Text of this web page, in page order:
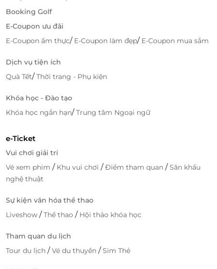
Booking Golf
E-Coupon ưu đãi
E-Coupon ẩm thực/ E-Coupon làm đẹp/ E-Coupon mua sắm
Dịch vụ tiện ích
Quà Tết/Thời trang - Phụ kiện
Khóa học - Đào tạo
Khóa học ngắn hạn/Trung tâm Ngoại ngữ
e-Ticket
Vui chơi giải trí
Vé xem phim / Khu vui chơi /Điểm tham quan /Sân khấu
nghệ thuật
Sự kiện văn hóa thể thao
Liveshow /Thể thao / Hội thảo khóa học
Tham quan du lịch
Tour du lịch /Vé du thuyền /Sim Thẻ